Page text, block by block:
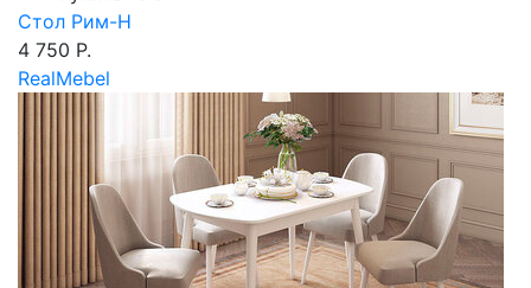
Стол Рим-Н
4 750 Р.
RealMebel